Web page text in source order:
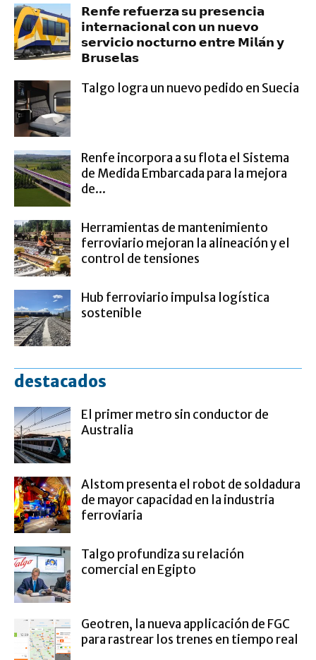
𝗥𝗲𝗻𝗳𝗲 𝗿𝗲𝗳𝘂𝗲𝗿𝘇𝗮 𝘀𝘂 𝗽𝗿𝗲𝘀𝗲𝗻𝗰𝗶𝗮
𝗶𝗻𝘁𝗲𝗿𝗻𝗮𝗰𝗶𝗼𝗻𝗮𝗹 𝗰𝗼𝗻 𝘂𝗻 𝗻𝘂𝗲𝘃𝗼
𝘀𝗲𝗿𝘃𝗶𝗰𝗶𝗼 𝗻𝗼𝗰𝘁𝘂𝗿𝗻𝗼 𝗲𝗻𝘁𝗿𝗲 𝗠𝗶𝗹𝗮́𝗻 𝘆
𝗕𝗿𝘂𝘀𝗲𝗹𝗮𝘀
Talgo logra un nuevo pedido en Suecia
Renfe incorpora a su flota el Sistema
de Medida Embarcada para la mejora
de...
Herramientas de mantenimiento
ferroviario mejoran la alineación y el
control de tensiones
Hub ferroviario impulsa logística
sostenible
destacados
El primer metro sin conductor de
Australia
Alstom presenta el robot de soldadura
de mayor capacidad en la industria
ferroviaria
Talgo profundiza su relación
comercial en Egipto
Geotren, la nueva applicación de FGC
para rastrear los trenes en tiempo real